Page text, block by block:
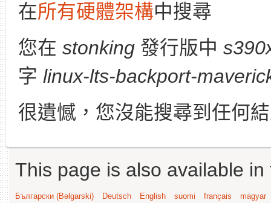
在所有硬體架構中搜尋
您在 stonking 發行版中
字 linux-lts-backport-
很遺憾，您沒能搜尋到任何
This page is also available
Български (Bəlgarski) Deutsch English suomi français
magyar